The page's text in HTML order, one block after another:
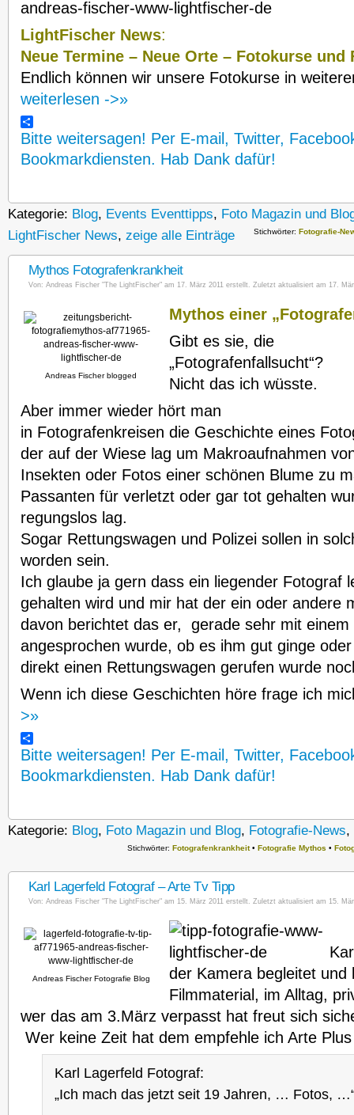
LightFischer News:
Neue Termine – Neue Orte – Fotokurse
Endlich können wir unsere Fotokurse in
weiterlesen ->»
Bitte weitersagen! Per E-mail, Twitter,
Bookmarkdiensten. Hab Dank dafür!
Kategorie: Blog, Events Eventtipps, Foto Magazin und
LightFischer News, zeige alle Einträge Stichwörter: Fotografie-
Mythos Fotografenkrankheit
Von: Andreas Fischer "The LightFischer" am 17. März 2011 erstellt. Zuletzt aktualisiert am 17.
Andreas Fischer blogged
Mythos einer
Gibt es sie, die
„Fotografenfallsucht“?
Nicht das ich wüsste.
Aber immer wieder hört man
in Fotografenkreisen die Geschichte eines
der auf der Wiese lag um Makroaufnahmen
Insekten oder Fotos einer schönen Blume zu
Passanten für verletzt oder gar tot gehalten
regungslos lag.
Sogar Rettungswagen und Polizei sollen in
worden sein.
Ich glaube ja gern dass ein liegender Fotograf
gehalten wird und mir hat der ein oder andere
davon berichtet das er, gerade sehr mit
angesprochen wurde, ob es ihm gut ginge
direkt einen Rettungswagen gerufen wurde
Wenn ich diese Geschichten höre frage ich
>»
Bitte weitersagen! Per E-mail, Twitter,
Bookmarkdiensten. Hab Dank dafür!
Kategorie: Blog, Foto Magazin und Blog, Fotografie-News,
Stichwörter: Fotografenkrankheit• Fotografie Mythos •
Karl Lagerfeld Fotograf – Arte Tv Tipp
Von: Andreas Fischer "The LightFischer" am 15. März 2011 erstellt. Zuletzt aktualisiert am 15.
Andreas Fischer Fotografie Blog
der Kamera begleitet
Filmmaterial, im Alltag,
wer das am 3.März verpasst hat freut sich
Wer keine Zeit hat dem empfehle ich Arte
Karl Lagerfeld Fotograf:
„Ich mach das jetzt seit 19 Jahren, … Fotos,